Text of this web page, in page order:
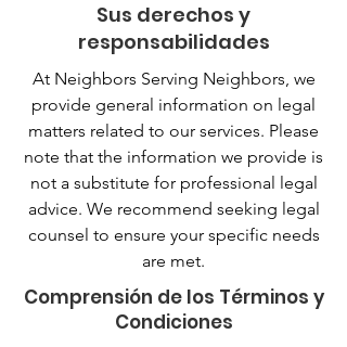
Sus derechos y
responsabilidades
At Neighbors Serving Neighbors, we
provide general information on legal
matters related to our services. Please
note that the information we provide is
not a substitute for professional legal
advice. We recommend seeking legal
counsel to ensure your specific needs
are met.
Comprensión de los Términos y
Condiciones